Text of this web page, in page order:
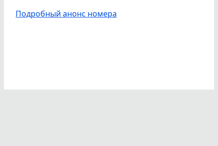
Подробный анонс номера